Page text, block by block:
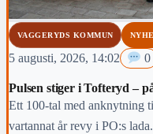
VAGGERYDS KOMMUN
5 augusti, 2026, 14:02 0
Pulsen stiger i Tofteryd –
Ett 100-tal med anknytning
vartannat år revy i PO:s